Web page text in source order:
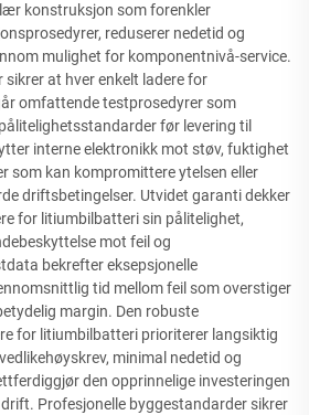
konstruksjon som forenkler
reduserer nedetid og
mulighet for komponentnivå-service.
at hver enkelt ladere for
omfattende testprosedyrer som
før levering til
interne elektronikk mot støv, fuktighet
som kan kompromittere ytelsen eller
driftsbetingelser. Utvidet garanti dekker
for litiumbilbatteri sin pålitelighet,
mot feil og
bekrefter eksepsjonelle
tid mellom feil som overstiger
margin. Den robuste
for litiumbilbatteri prioriterer langsiktig
minimal nedetid og
den opprinnelige investeringen
Profesjonelle byggestandarder sikrer